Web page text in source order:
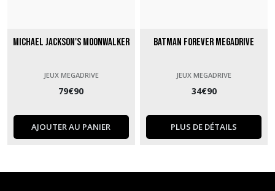
Michael Jackson's Moonwalker
JEUX MEGADRIVE
79€90
AJOUTER AU PANIER
Batman Forever Megadrive
JEUX MEGADRIVE
34€90
PLUS DE DÉTAILS